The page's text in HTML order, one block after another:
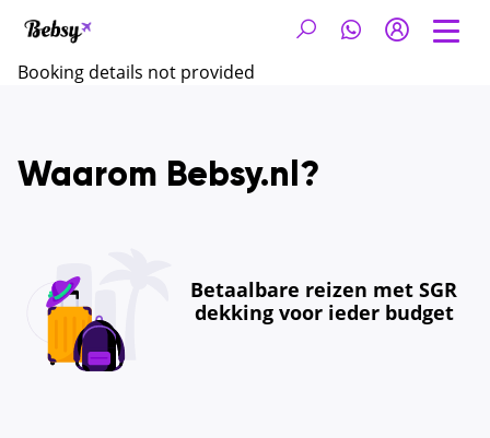
Booking details not provided
Waarom Bebsy.nl?
Betaalbare reizen met SGR
dekking voor ieder budget